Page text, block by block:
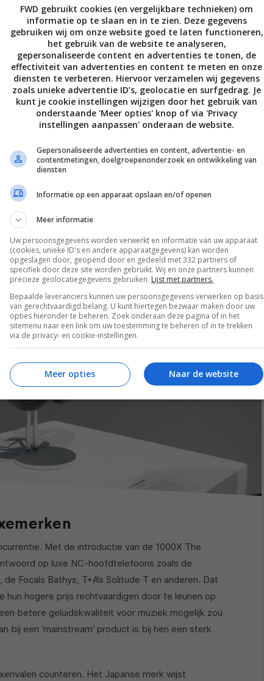
schouderklopje voor de voorbije tien jaar. Dat is
eerste MDR-1000X-hoofdtelefoon presenteerde,
over ruisonderdrukking, dan dachten de meesten
Met de MDR-1000X en de vijf volgende modellen
te kunnen meespelen. Vaak werd Sony’s topmodel
hoofdtelefoons. Over de jaren heen werd ook
gelegd. Bij de lancering van de WH-1000XM6
verschillende vooraanstaande mastering-
Battery Studios en Coast Mastering) waren
Die samenwerking werd verdergezet voor de WF-
voor de 1000X The ColleXion.
Met de introductie van de 1000X The
op luxe NC-hoofdtelefoons zoals de
de Focals Bathys, T+A’s Solitude T en anderen. Dat
hogere prijs rechtvaardigen door te leunen op
betere geluidskwaliteit voor muziek mogelijk zou
bij een ‘mainstream’ product is bij hen een sterk
counteren. Het Japanse merk wijst
FWD gebruikt cookies (en vergelijkbare technieken) om
informatie op te slaan en in te zien. Deze gegevens
gebruiken wij om onze website goed te laten functioneren,
het gebruik van de website te analyseren,
gepersonaliseerde content en advertenties te tonen, de
effectiviteit van advertenties en content te meten en onze
diensten te verbeteren. Hiervoor verzamelen wij gegevens
zoals unieke advertentie ID’s, geolocatie en surfgedrag. Je
kunt je cookie instellingen wijzigen door het gebruik van
onderstaande 'Meer opties' knop of via 'Privacy
instellingen aanpassen' onderaan de website.
Gepersonaliseerde advertenties en content, advertentie- en
contentmetingen, doelgroepenonderzoek en ontwikkeling van
diensten
Informatie op een apparaat opslaan en/of openen
Meer informatie
Uw persoonsgegevens worden verwerkt en informatie van uw apparaat
(cookies, unieke ID's en andere apparaatgegevens) kan worden
opgeslagen door, geopend door en gedeeld met 332 partners of
specifiek door deze site worden gebruikt. Wij en onze partners kunnen
precieze geolocatiegegevens gebruiken. Lijst met partners.
Bepaalde leveranciers kunnen uw persoonsgegevens verwerken op basis
van gerechtvaardigd belang. U kunt hiertegen bezwaar maken door uw
opties hieronder te beheren. Zoek onderaan deze pagina of in het
sitemenu naar een link om uw toestemming te beheren of in te trekken
via de privacy- en cookie-instellingen.
Naar de website
Meer opties